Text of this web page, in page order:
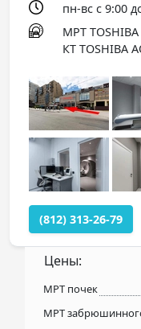
пн-вс с 9:00
МРТ TOSHIBA
КТ TOSHIBA
(812) 313-26-79
Цены:
МРТ почек
МРТ